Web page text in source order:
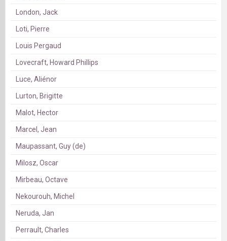
London, Jack
Loti, Pierre
Louis Pergaud
Lovecraft, Howard Phillips
Luce, Aliénor
Lurton, Brigitte
Malot, Hector
Marcel, Jean
Maupassant, Guy (de)
Milosz, Oscar
Mirbeau, Octave
Nekourouh, Michel
Neruda, Jan
Perrault, Charles